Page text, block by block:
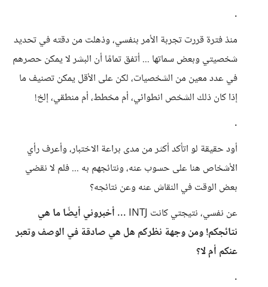
.
منذ فترة قررت تجربة الأمر بنفسي، وذهلت من دقته في تحديد
شخصيتي وبعض سماتها ... أتفق تمامًا أن البشر لا يمكن حصرهم
في عدد معين من الشخصيات، لكن على الأقل يمكن تصنيف ما
إذا كان ذلك الشخص انطوائي، أم مخطط، أم منطقي، إلخ!
.
أود حقيقة لو اتأكد أكثر من مدى براعة الاختبار، وأعرف رأي
الأشخاص هنا على حسوب عنه، ونتائجهم به ... فلم لا نقضي
بعض الوقت في النقاش عنه وعن نتائجه؟
عن نفسي، نتيجتي كانت INTJ ...
أخبروني أيضًا ما هي
نتائجكم! ومن وجهة نظركم هل هي صادقة في الوصف وتعبر
عنكم أم لا؟
.